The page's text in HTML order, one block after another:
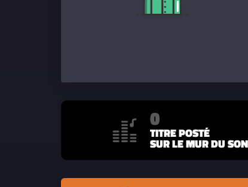
0
TITRE POSTÉ
SUR LE MUR DU SON